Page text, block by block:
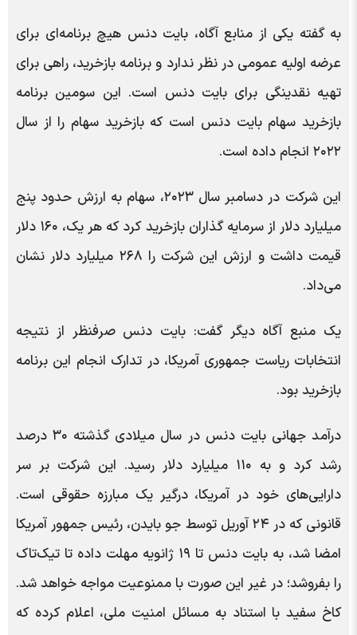
به گفته یکی از منابع آگاه، بایت دنس هیچ برنامه‌ای برای
عرضه اولیه عمومی در نظر ندارد و برنامه بازخرید، راهی برای
تهیه نقدینگی برای بایت دنس است. این سومین برنامه
بازخرید سهام بایت دنس است که بازخرید سهام را از سال
۲۰۲۲ انجام داده است.
این شرکت در دسامبر سال ۲۰۲۳، سهام به ارزش حدود پنج
میلیارد دلار از سرمایه گذاران بازخرید کرد که هر یک، ۱۶۰ دلار
قیمت داشت و ارزش این شرکت را ۲۶۸ میلیارد دلار نشان
می‌داد.
یک منبع آگاه دیگر گفت: بایت دنس صرفنظر از نتیجه
انتخابات ریاست جمهوری آمریکا، در تدارک انجام این برنامه
بازخرید بود.
درآمد جهانی بایت دنس در سال میلادی گذشته ۳۰ درصد
رشد کرد و به ۱۱۰ میلیارد دلار رسید. این شرکت بر سر
دارایی‌های خود در آمریکا، درگیر یک مبارزه حقوقی است.
قانونی که در ۲۴ آوریل توسط جو بایدن، رئیس جمهور آمریکا
امضا شد، به بایت دنس تا ۱۹ ژانویه مهلت داده تا تیک‌تاک
را بفروشد؛ در غیر این صورت با ممنوعیت مواجه خواهد شد.
کاخ سفید با استناد به مسائل امنیت ملی، اعلام کرده که